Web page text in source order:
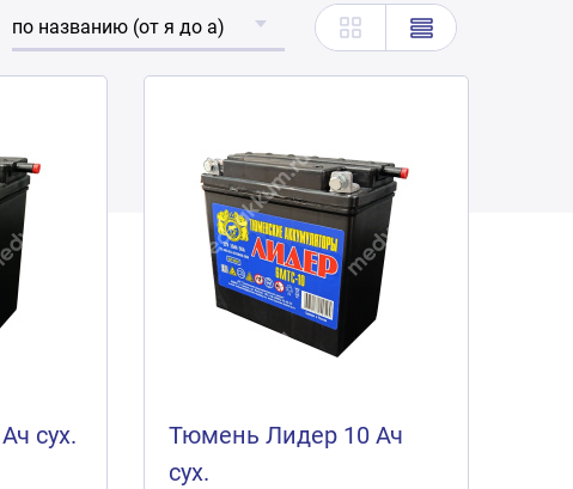
по названию (от я до а)
сух.
Тюмень Лидер 10 Ач
сух.